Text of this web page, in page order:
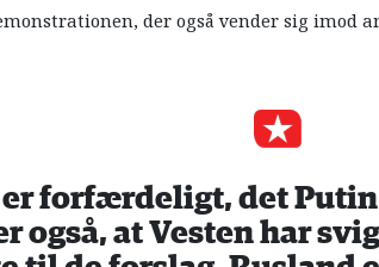
der også vender sig imod
er forfærdeligt, det Putin
også, at Vesten har